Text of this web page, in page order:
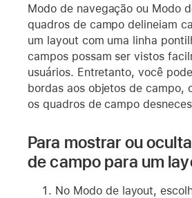
Modo de navegação ou Modo
quadros de campo delineiam
um layout com uma linha
campos possam ser vistos
usuários. Entretanto, você
bordas aos objetos de campo,
os quadros de campo
Para mostrar ou
de campo para um
No Modo de layout,